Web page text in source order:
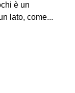
è un
lato, come...